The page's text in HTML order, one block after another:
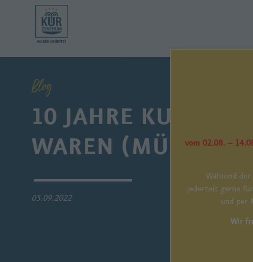
Blog
10 JAHRE
WAREN (MÜRITZ)
05.09.2022
vom 02.08. –
Während
jederzeit gerne
und per
Wir